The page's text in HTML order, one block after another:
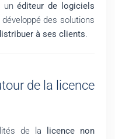
unéditeur de logiciels
des solutions
à ses clients.
de la licence
de la
licence non